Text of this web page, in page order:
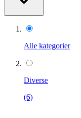
Alle kategorier
Diverse
(6)